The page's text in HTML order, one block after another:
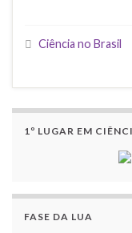
Ciência no Brasil
1º LUGAR EM
FASE DA LUA